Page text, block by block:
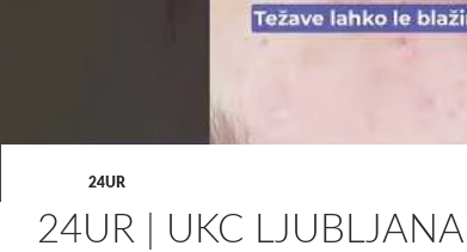
24UR
24UR | UKC